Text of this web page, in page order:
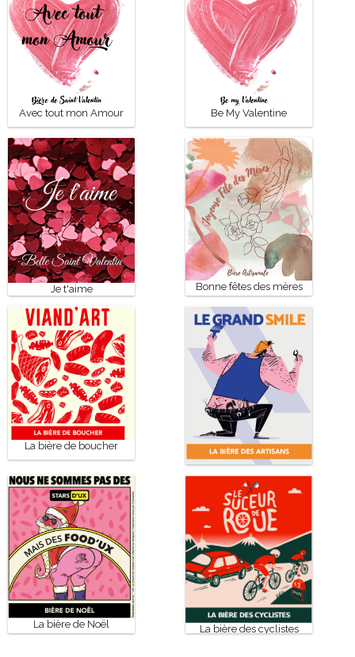
Avec tout mon Amour Be My Valentine
Je t'aime Bonne fêtes des mères
La bière de boucher
La bière de Noël La bière des cyclistes